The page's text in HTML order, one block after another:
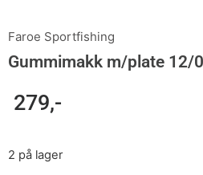
Faroe Sportfishing
Gummimakk m/plate 12/
279,-
2 på lager